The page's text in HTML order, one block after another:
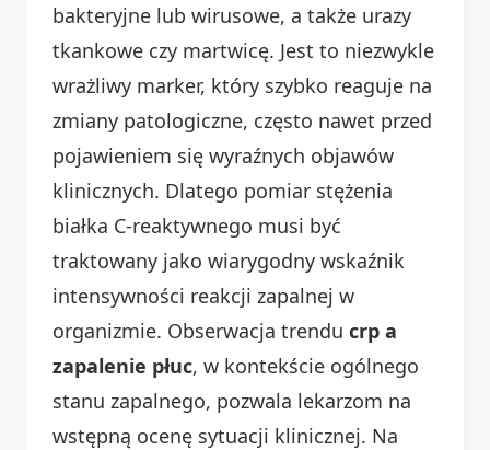
bakteryjne lub wirusowe, a także urazy
tkankowe czy martwicę. Jest to niezwykle
wrażliwy marker, który szybko reaguje na
zmiany patologiczne, często nawet przed
pojawieniem się wyraźnych objawów
klinicznych. Dlatego pomiar stężenia
białka C-reaktywnego musi być
traktowany jako wiarygodny wskaźnik
intensywności reakcji zapalnej w
organizmie. Obserwacja trendu crp a
zapalenie płuc, w kontekście ogólnego
stanu zapalnego, pozwala lekarzom na
wstępną ocenę sytuacji klinicznej. Na